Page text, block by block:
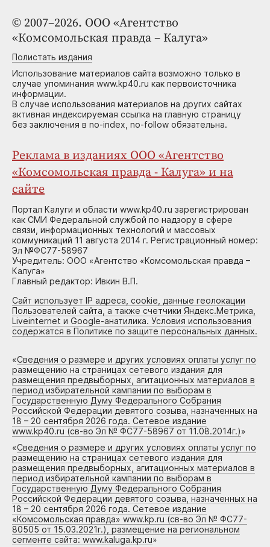
© 2007–2026. ООО «Агентство
«Комсомольская правда – Калуга»
Полистать издания
Использование материалов сайта возможно только в
случае упоминания www.kp40.ru как первоисточника
информации.
В случае использования материалов на других сайтах
активная индексируемая ссылка на главную страницу
без заключения в no-index, no-follow обязательна.
Реклама в изданиях ООО «Агентство
«Комсомольская правда - Калуга» и на
сайте
Портал Калуги и области www.kp40.ru зарегистрирован
как СМИ Федеральной службой по надзору в сфере
связи, информационных технологий и массовых
коммуникаций 11 августа 2014 г. Регистрационный номер:
Эл №ФС77-58967
Учредитель: ООО «Агентство «Комсомольская правда –
Калуга»
Главный редактор: Ивкин В.П.
Сайт использует IP адреса, cookie, данные геолокации
Пользователей сайта, а также счетчики Яндекс.Метрика,
Liveinternet и Google-анатилика. Условия использования
содержатся в Политике по защите персональных данных.
«Сведения о размере и других условиях оплаты услуг по
размещению на страницах сетевого издания для
размещения предвыборных, агитационных материалов в
период избирательной кампании по выборам в
Государственную Думу Федерального Собрания
Российской Федерации девятого созыва, назначенных на
18 – 20 сентября 2026 года. Сетевое издание
www.kp40.ru (св-во Эл № ФС77-58967 от 11.08.2014г.)»
«Сведения о размере и других условиях оплаты услуг по
размещению на страницах сетевого издания для
размещения предвыборных, агитационных материалов в
период избирательной кампании по выборам в
Государственную Думу Федерального Собрания
Российской Федерации девятого созыва, назначенных на
18 – 20 сентября 2026 года. Сетевое издание
«Комсомольская правда» www.kp.ru (св-во Эл № ФС77-
80505 от 15.03.2021г.), размещение на региональном
сегменте сайта: www.kaluga.kp.ru»